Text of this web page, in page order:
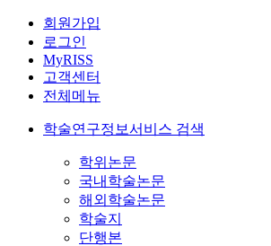
회원가입
로그인
MyRISS
고객센터
전체메뉴
학술연구정보서비스 검색
학위논문
국내학술논문
해외학술논문
학술지
단행본